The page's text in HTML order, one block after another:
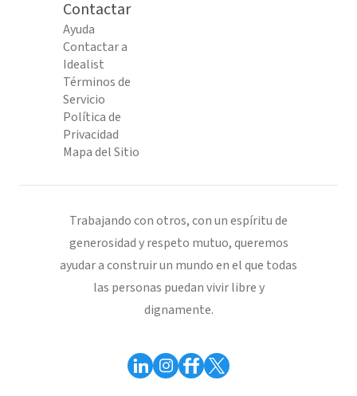
Contactar
Ayuda
Contactar a
Idealist
Términos de
Servicio
Política de
Privacidad
Mapa del Sitio
Trabajando con otros, con un espíritu de
generosidad y respeto mutuo, queremos
ayudar a construir un mundo en el que todas
las personas puedan vivir libre y
dignamente.